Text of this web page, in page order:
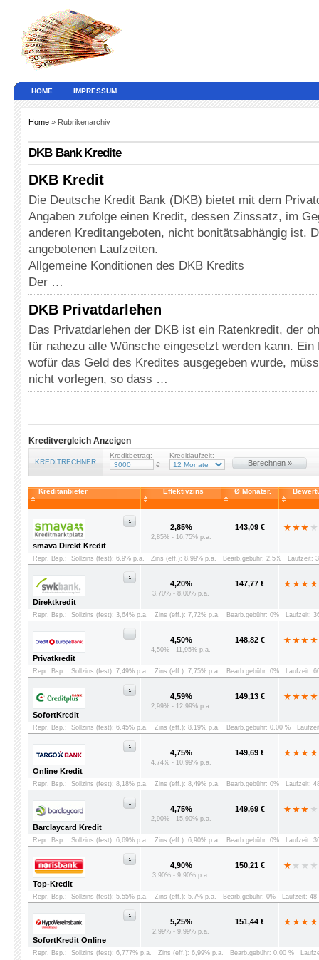
HOME IMPRESSUM
Home » Rubrikenarchiv
DKB Bank Kredite
DKB Kredit
Die Deutsche Kredit Bank (DKB) bietet mit dem
Angaben zufolge einen Kredit, dessen Zinssatz, im
anderen Kreditangeboten, nicht bonitätsabhängig ist.
angebotenen Laufzeiten.
Allgemeine Konditionen des DKB Kredits
Der …
DKB Privatdarlehen
Das Privatdarlehen der DKB ist ein Ratenkredit, der
für nahezu alle Wünsche eingesetzt werden kann. Ein
wofür das Geld des Kredites ausgegeben wurde,
nicht vorlegen, so dass …
Kreditvergleich Anzeigen
KREDITRECHNER
Kreditbetrag:
€
Kreditlaufzeit:
Berechnen »
Kreditanbieter Effektivzins Ø Monatsr.
smava Direkt Kredit
2,85%
2,85% - 16,75% p.a.
143,09 €
Repr. Bsp.: Sollzins (fest): 6,9% p.a. Zins (eff.): 8,99% p.a. Bearb.gebühr: 2,5% Laufzeit:
Direktkredit
4,20%
3,70% - 8,00% p.a.
147,77 €
Repr. Bsp.: Sollzins (fest): 3,64% p.a. Zins (eff.): 7,72% p.a. Bearb.gebühr: 0% Laufzeit:
Privatkredit
4,50%
4,50% - 11,95% p.a.
148,82 €
Repr. Bsp.: Sollzins (fest): 7,49% p.a. Zins (eff.): 7,75% p.a. Bearb.gebühr: 0% Laufzeit:
SofortKredit
4,59%
2,99% - 12,99% p.a.
149,13 €
Repr. Bsp.: Sollzins (fest): 6,45% p.a. Zins (eff.): 8,19% p.a. Bearb.gebühr: 0,00 %
Online Kredit
4,75%
4,74% - 10,99% p.a.
149,69 €
Repr. Bsp.: Sollzins (fest): 8,18% p.a. Zins (eff.): 8,49% p.a. Bearb.gebühr: 0% Laufzeit:
Barclaycard Kredit
4,75%
2,90% - 15,90% p.a.
149,69 €
Repr. Bsp.: Sollzins (fest): 6,69% p.a. Zins (eff.): 6,90% p.a. Bearb.gebühr: 0% Laufzeit:
Top-Kredit
4,90%
3,90% - 9,90% p.a.
150,21 €
Repr. Bsp.: Sollzins (fest): 5,55% p.a. Zins (eff.): 5,7% p.a. Bearb.gebühr: 0% Laufzeit: 48
SofortKredit Online
5,25%
2,99% - 9,99% p.a.
151,44 €
Repr. Bsp.: Sollzins (fest): 6,777% p.a. Zins (eff.): 6,99% p.a. Bearb.gebühr: 0,00 %